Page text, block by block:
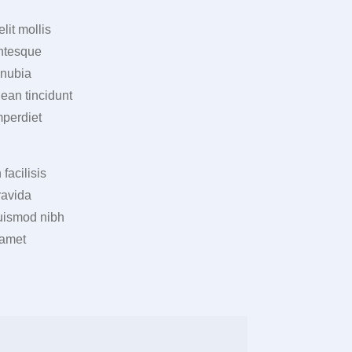
mollis
tincidunt
facilisis
nibh